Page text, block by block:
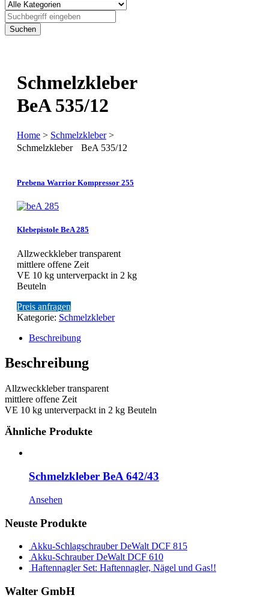
Schmelzkleber
BeA 535/12
Home > Schmelzkleber>
Schmelzkleber BeA 535/12
Prebena Warrior Kompressor 255
Klebepistole BeA 285
Allzweckkleber transparent
mittlere offene Zeit
VE 10 kg unterverpackt in 2 kg
Beuteln
Preis anfragen
Kategorie: Schmelzkleber
Beschreibung
Beschreibung
Allzweckkleber transparent
mittlere offene Zeit
VE 10 kg unterverpackt in 2 kg Beuteln
Ähnliche Produkte
Schmelzkleber BeA 642/43
Ansehen
Neuste Produkte
Akku-Schlagschrauber DeWalt DCF 815
Akku-Schrauber DeWalt DCF 610
Haftennagler Set: Haftennagler, Nägel und Gas!!
Walter GmbH